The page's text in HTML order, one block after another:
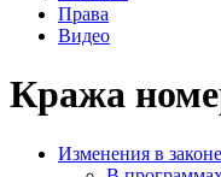
Права
Видео
Кража
Изменения в